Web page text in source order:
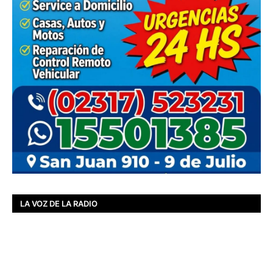
LA VOZ DE LA RADIO